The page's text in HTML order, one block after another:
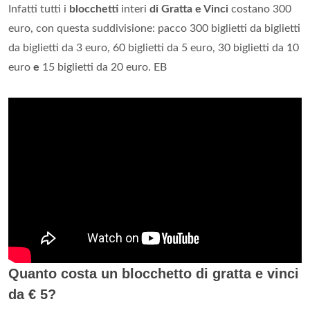
Infatti tutti i blocchetti interi di Gratta e Vinci costano 300
euro, con questa suddivisione: pacco 300 biglietti da biglietti
da biglietti da 3 euro, 60 biglietti da 5 euro, 30 biglietti da 10
euro e 15 biglietti da 20 euro. EB
Quanto costa un blocchetto di gratta e vinci
da € 5?